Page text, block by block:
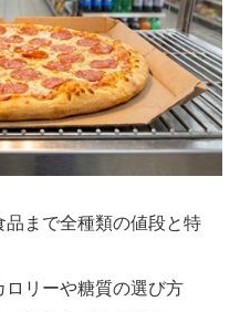
まで全種類の値段と特
ロリーや糖質の選び方